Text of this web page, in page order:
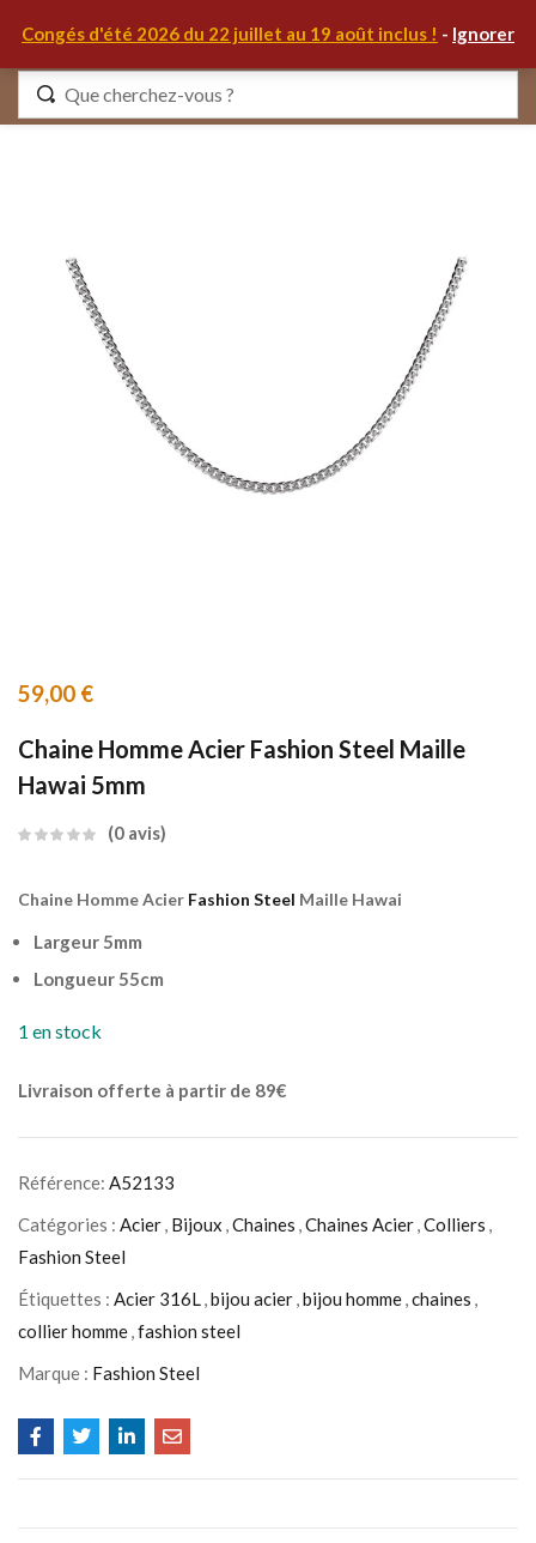
Congés d'été 2026 du 22 juillet au 19 août inclus ! - Ignorer
59,00 €
Chaine Homme Acier Fashion Steel Maille
Hawai 5mm
0 avis
Chaine Homme Acier Fashion Steel Maille Hawai
Largeur 5mm
Longueur 55cm
1 en stock
Livraison offerte à partir de 89€
Référence: A52133
Catégories : Acier, Bijoux ,Chaines ,Chaines Acier,Colliers ,
Fashion Steel
Étiquettes : Acier 316L,bijou acier,bijou homme,chaines ,
collier homme,fashion steel
Marque : Fashion Steel
Identifiez-vous
Mot de passe oublié ?